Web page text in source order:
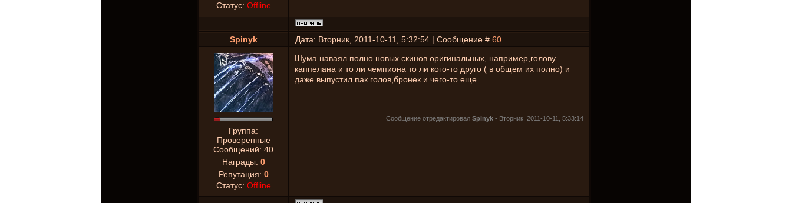
Статус: Offline
Spinyk Дата: Вторник, 2011-10-11, 5:32:54 | Сообщение # 60
Группа:
Проверенные
Сообщений: 40
Награды: 0
Репутация: 0
Статус: Offline
Шума наваял полно новых скинов оригинальных, например,голову
каппелана и то ли чемпиона то ли кого-то друго ( в общем их полно) и
даже выпустил пак голов,бронек и чего-то еще
Сообщение отредактировал Spinyk - Вторник, 2011-10-11, 5:33:14